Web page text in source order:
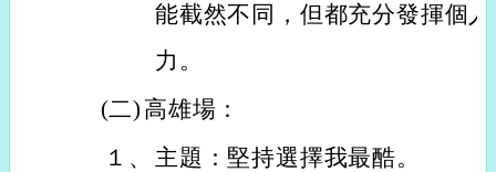
能截然不同，但都充分發揮個
力。
(二) 高雄場：
１、
主題：堅持選擇我最酷。